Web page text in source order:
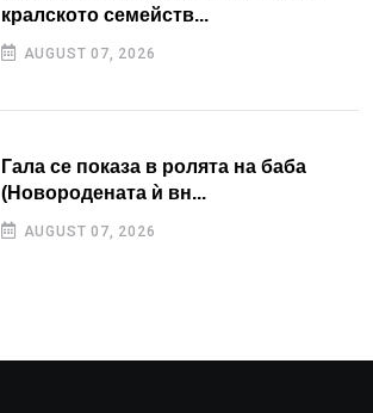
кралското семейств...
AUGUST 07, 2026
Гала се показа в ролята на баба
(Новородената ѝ вн...
AUGUST 07, 2026